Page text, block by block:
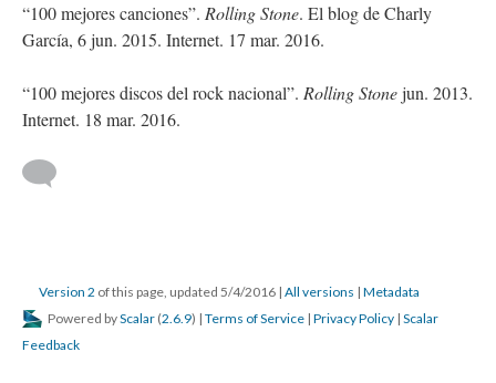
“100 mejores canciones”. Rolling Stone. El blog de Charly
García, 6 jun. 2015. Internet. 17 mar. 2016.
“100 mejores discos del rock nacional”. Rolling Stonejun. 2013.
Internet. 18 mar. 2016.
Version 2 of this page, updated 5/4/2016 | All versions | Metadata
Powered byScalar (2.6.9) | Terms of Service | Privacy Policy | Scalar
Feedback